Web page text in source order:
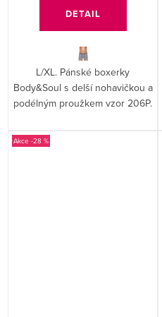
DETAIL
L/XL. Pánské boxerky
Body&Soul s delší nohavičkou a
podélným proužkem vzor 206P.
-28 %